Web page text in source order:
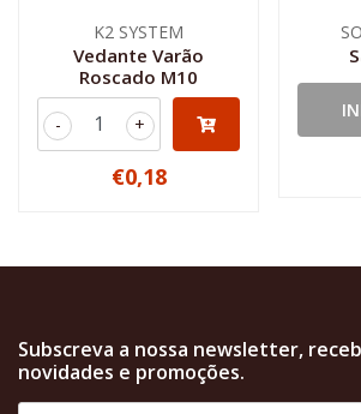
K2 SYSTEM
Vedante Varão
Roscado M10
+
-
€0,18
Subscreva a nossa newsletter,
novidades e promoções.